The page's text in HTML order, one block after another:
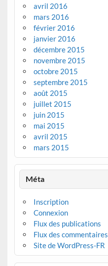
avril 2016
mars 2016
février 2016
janvier 2016
décembre 2015
novembre 2015
octobre 2015
septembre 2015
août 2015
juillet 2015
juin 2015
mai 2015
avril 2015
mars 2015
Méta
Inscription
Connexion
Flux des publications
Flux des commentaires
Site de WordPress-FR